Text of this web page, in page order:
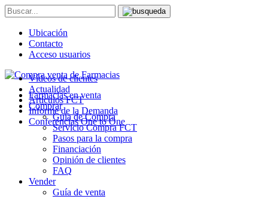
Ubicación
Contacto
Acceso usuarios
Farmacias en venta
Comprar
Guía de Compra
Servicio Compra FCT
Pasos para la compra
Financiación
Opinión de clientes
FAQ
Vender
Guía de venta
Vídeos de clientes
Actualidad
Artículos FCT
Informe de la Demanda
Conferencias One to One